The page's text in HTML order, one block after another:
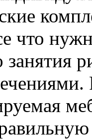
что
занятия